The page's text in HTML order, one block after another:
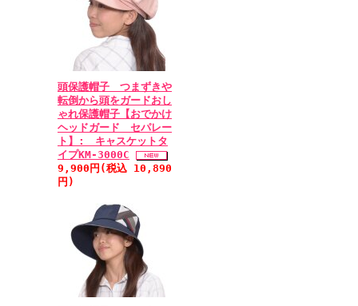
頭保護帽子 つまずきや
転倒から頭をガードおし
ゃれ保護帽子【おでかけ
ヘッドガード セパレー
ト】: キャスケットタ
イプKM-3000C
9,900円(税込 10,890
円)